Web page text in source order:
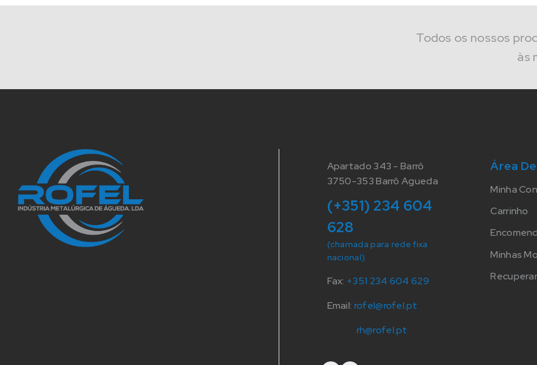
Todos os nossos
às
Apartado 343 - Barrô
3750-353 Barrô Agueda
(+351) 234 604
628
(chamada para rede fixa
nacional)
Fax: +351 234 604 629
Email: rofel@rofel.pt
rh@rofel.pt
Área
Minha
Carrinho
Minhas